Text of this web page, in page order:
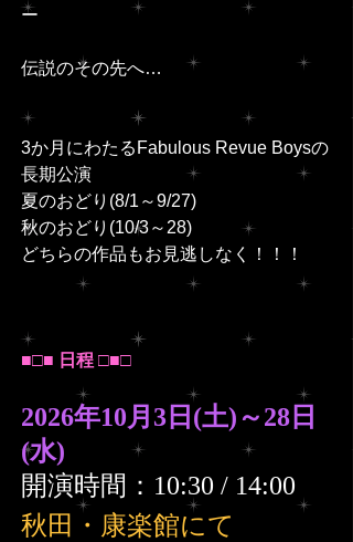
ー
伝説のその先へ…
3か月にわたるFabulous Revue Boysの
長期公演
夏のおどり(8/1～9/27)
秋のおどり(10/3～28)
どちらの作品もお見逃しなく！！！
■□■ 日程 □■□
2026年10月3日(土)～28日
(水)
開演時間：10:30 / 14:00
秋田・康楽館にて